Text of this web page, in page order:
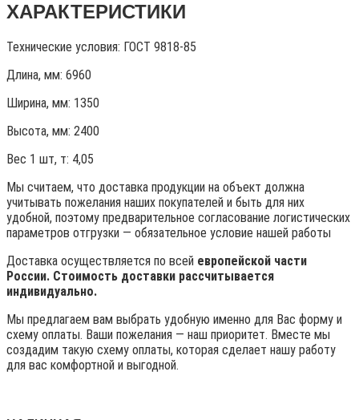
ХАРАКТЕРИСТИКИ
Технические условия: ГОСТ 9818-85
Длина, мм: 6960
Ширина, мм: 1350
Высота, мм: 2400
Вес 1 шт, т: 4,05
Мы считаем, что доставка продукции на объект должна
учитывать пожелания наших покупателей и быть для них
удобной, поэтому предварительное согласование логистических
параметров отгрузки — обязательное условие нашей работы
Доставка осуществляется по всей европейской части
России. Стоимость доставки рассчитывается
индивидуально.
Мы предлагаем вам выбрать удобную именно для Вас форму и
схему оплаты. Ваши пожелания — наш приоритет. Вместе мы
создадим такую схему оплаты, которая сделает нашу работу
для вас комфортной и выгодной.